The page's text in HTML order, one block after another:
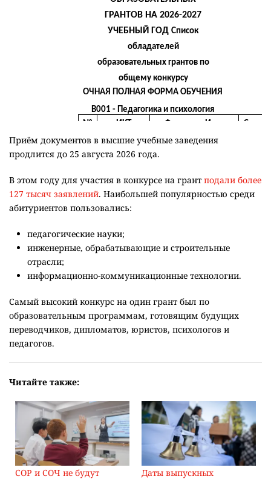
Приём документов в высшие учебные заведения
продлится до 25 августа 2026 года.
В этом году для участия в конкурсе на грант подали более
127 тысяч заявлений. Наибольшей популярностью среди
абитуриентов пользовались:
педагогические науки;
инженерные, обрабатывающие и строительные
отрасли;
информационно-коммуникационные технологии.
Самый высокий конкурс на один грант был по
образовательным программам, готовящим будущих
переводчиков, дипломатов, юристов, психологов и
педагогов.
Читайте также:
СОР и СОЧ не будут
Даты выпускных